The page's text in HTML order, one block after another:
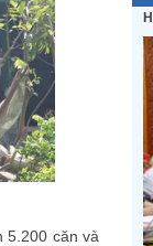
5.200 căn và